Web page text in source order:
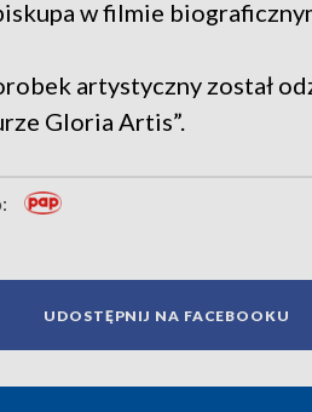
w filmie
artystyczny został
Gloria Artis”.
UDOSTĘPNIJ NA FACEBOOKU